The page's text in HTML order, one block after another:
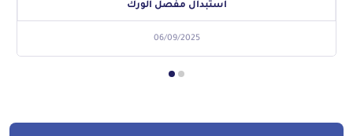
استبدال مفصل الورك
06/09/2025